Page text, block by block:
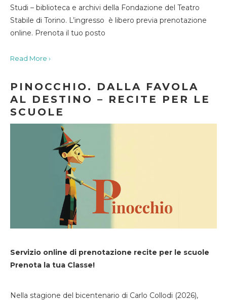
Studi – biblioteca e archivi della Fondazione del Teatro
Stabile di Torino. L’ingresso è libero previa prenotazione
online. Prenota il tuo posto
Read More ›
PINOCCHIO. DALLA FAVOLA
AL DESTINO – RECITE PER LE
SCUOLE
Servizio online di prenotazione recite per le scuole
Prenota la tua Classe!
Nella stagione del bicentenario di Carlo Collodi (2026),